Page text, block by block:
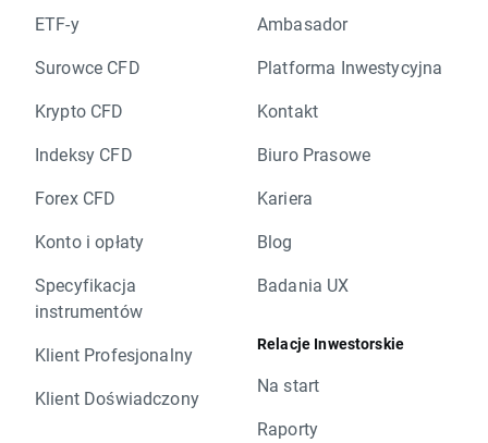
ETF-y
Surowce CFD
Krypto CFD
Indeksy CFD
Forex CFD
Konto i opłaty
Specyfikacja
instrumentów
Klient Profesjonalny
Klient Doświadczony
Ambasador
Platforma Inwestycyjna
Kontakt
Biuro Prasowe
Kariera
Blog
Badania UX
Relacje Inwestorskie
Na start
Raporty